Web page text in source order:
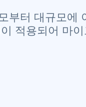
부터 대규모에
적용되어 마